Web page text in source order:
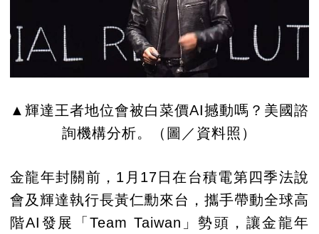
▲輝達王者地位會被白菜價AI撼動嗎？美國諮
詢機構分析。（圖／資料照）
金龍年封關前，1月17日在台積電第四季法說
會及輝達執行長黃仁勳來台，攜手帶動全球高
階AI發展「Team Taiwan」勢頭，讓金龍年